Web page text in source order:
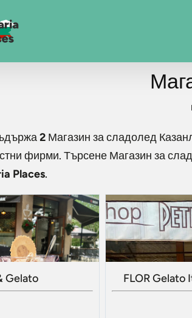
2 Магазин за сладолед
фирми. Търсене Магазин за
Places.
Gelato FLOR Gelato